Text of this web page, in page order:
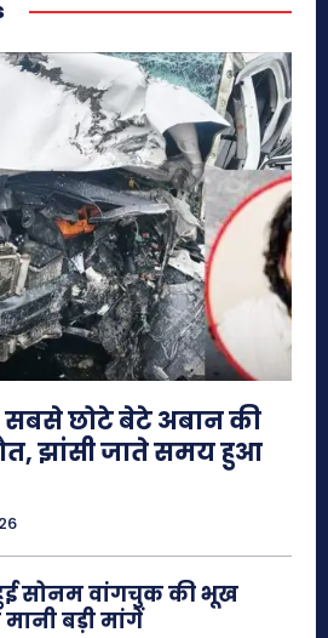
छोटे बेटे अबान की
झांसी जाते समय हुआ
सोनम वांगचुक की भूख
बड़ी मांगें